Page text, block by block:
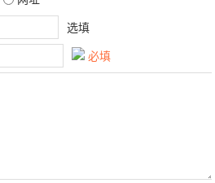
选填
必填